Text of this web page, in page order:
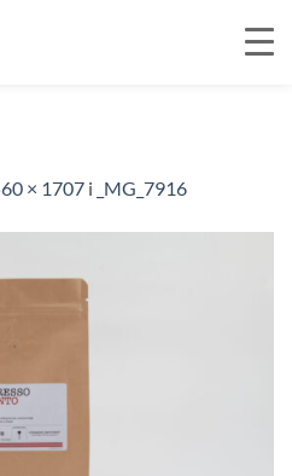
× 1707 i _MG_7916